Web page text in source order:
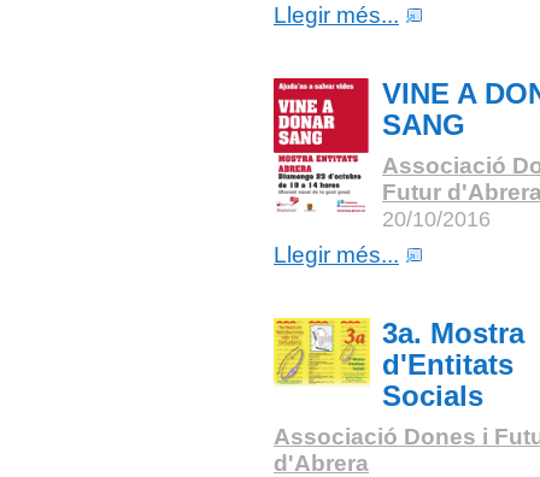
Llegir més...
VINE A
SANG
Associació
Futur
20/10/2016
Llegir més...
3a. Mostra
d'Entitats
Socials
Associació Dones i
d'Abrera